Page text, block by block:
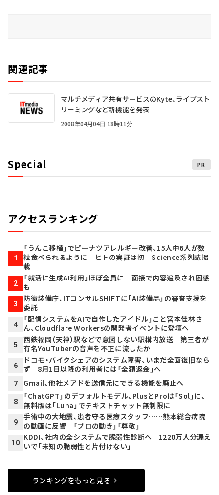
関連記事
マルチメディア共有サービスのKyte、ライブスト
リーミングなど新機能を発表
2008年04月04日 18時11分
Special PR
アクセスランキング
1
「うんこ移植」でピーナツアレルギー改善、15人中6人が数
粒食べられるように ヒトの実証は初 Science系列誌掲
載
2
「就活に生成AI利用」ほぼ全員に 面接で内容追及され困惑
も
3
防衛装備庁、ITコンサルSHIFTに「AI装備品」の審査支援を
委託
4
「配信システムをAIで自作したアイドル」こと宮本佳林さ
ん、Cloudflare Workersの開発者イベントに登壇へ
5
西鉄福岡（天神）駅などで意図しない駅構内放送 第三者が
有名YouTuberの音声を不正に流したか
6
ドコモ・バイクシェアのシステム障害、いまだ全面復旧なら
ず 8月1日以降の利用者には「全額返金」へ
7 Gmail、他社メアドを送信元にできる機能を廃止へ
8
「ChatGPT」のデフォルトモデル、PlusとProは「Sol」に、
無料版は「Luna」でテキストチャット無制限に
9
手術中の大地震、患者守る医療スタッフ……熊本総合病院
の動画に反響 「プロの動き」「尊敬」
10
KDDI、社内の全システムで脆弱性診断へ 1220万人分漏え
いで「未知の脆弱性と片付けない」
ランキングをもっと見る